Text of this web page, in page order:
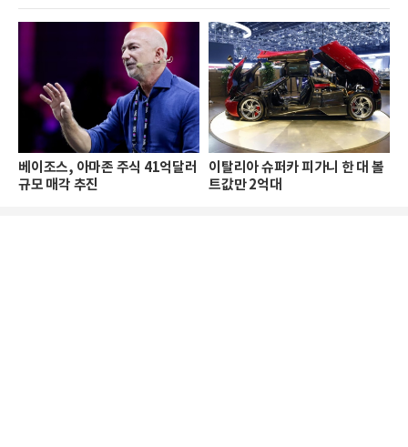
베이조스, 아마존 주식 41억달러
규모 매각 추진
이탈리아 슈퍼카 피가니 한 대 볼
트값만 2억대